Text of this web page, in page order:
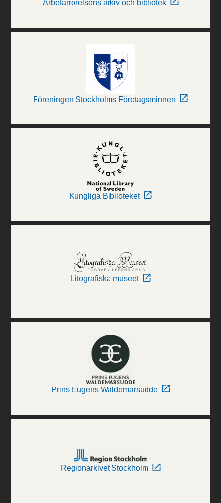
Arbetarrörelsens arkiv och bibliotek
Föreningen Stockholms Företagsminnen
Kungliga Biblioteket
Litografiska museet
Prins Eugens Waldemarsudde
Regionarkivet Stockholm